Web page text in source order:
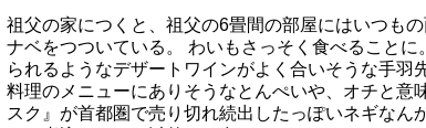
祖父の家につくと、祖父の6畳間の部屋にはいつも
ナベをつついている。 わいもさっそく食べることに
られるようなデザートワインがよく合いそうな手羽
料理のメニューにありそうなとんぺいや、オチと意
スク』が首都圏で売り切れ続出したっぽいネギなん